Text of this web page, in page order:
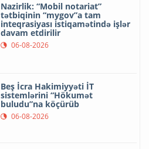
Nazirlik: “Mobil notariat”
tətbiqinin “mygov”a tam
inteqrasiyası istiqamətində işlər
davam etdirilir
06-08-2026
Beş İcra Hakimiyyəti İT
sistemlərini “Hökumət
buludu”na köçürüb
06-08-2026